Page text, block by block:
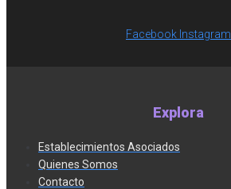
Facebook Instagram
Explora
Establecimientos Asociados
Quienes Somos
Contacto